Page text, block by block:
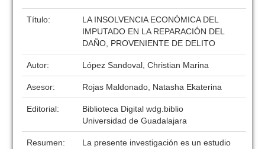
Título:
LA INSOLVENCIA ECONÓMICA DEL
IMPUTADO EN LA REPARACIÓN DEL
DAÑO, PROVENIENTE DE DELITO
Autor: López Sandoval, Christian Marina
Asesor: Rojas Maldonado, Natasha Ekaterina
Editorial:
Biblioteca Digital wdg.biblio
Universidad de Guadalajara
Resumen:
La presente investigación es un estudio